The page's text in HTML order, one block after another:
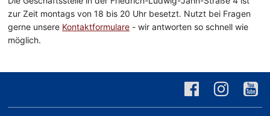
zur Zeit montags von 18 bis 20 Uhr besetzt. Nutzt bei Fragen
gerne unsere Kontaktformulare - wir antworten so schnell wie
möglich.